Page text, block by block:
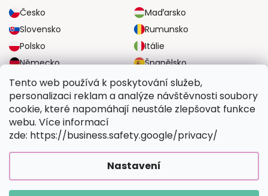
Tento web používá k poskytování služeb,
personalizaci reklam a analýze návštěvnosti soubory
cookie, které napomáhají neustále zlepšovat funkce
webu. Více informací
zde: https://business.safety.google/privacy/
Nastavení
Česko
Maďarsko
Slovensko
Rumunsko
Polsko
Itálie
Německo
Španělsko
Velká Británie
Rakousko
SPOLEHLIVÉ MOŽNOSTI DOPRAVY
BEZPEČNÉ MOŽNOSTI PLATBY